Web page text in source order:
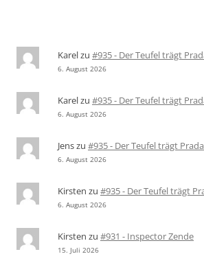
Karelzu #935 - Der Teufel trägt
6. August 2026
Karelzu #935 - Der Teufel trägt
6. August 2026
Jenszu #935 - Der Teufel trägt
6. August 2026
Kirsten zu #935 - Der Teufel trägt
6. August 2026
Kirsten zu #931 - Inspector Zende
15. Juli 2026